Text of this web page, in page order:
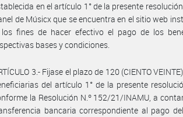
en el artículo 1° de la presente
de Músicx que se encuentra en el sitio web
fines de hacer efectivo el pago de los
bases y condiciones.
3.- Fijase el plazo de 120 (CIENTO
del artículo 1° de la presente
la Resolución N.º 152/21/INAMU, a
bancaria correspondiente al pago